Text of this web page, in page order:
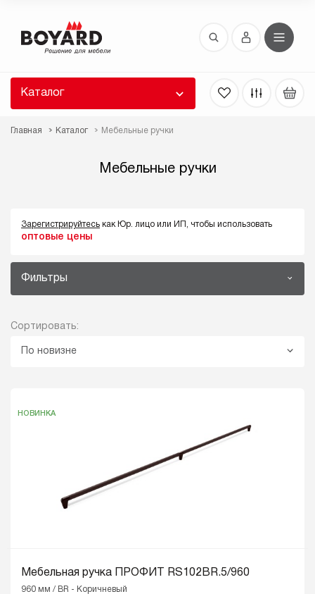
Каталог
Главная Каталог Мебельные ручки
Мебельные ручки
Зарегистрируйтесь как Юр. лицо или ИП, чтобы использовать
оптовые цены
Фильтры
Сортировать:
По новизне
НОВИНКА
Мебельная ручка ПРОФИТ RS102BR.5/960
960 мм / BR - Коричневый
Восстановление пароля
высланы вам по E-Mail.
ссылку для восстановления